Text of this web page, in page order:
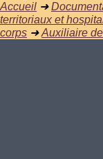
Accueil ➜
territoriaux et
corps ➜Auxiliaire